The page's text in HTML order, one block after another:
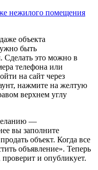
нежилого помещения
объекта
быть
Сделать это можно в
телефона или
на сайт через
нажмите на желтую
верхнем углу
—
вы заполните
объект. Когда все
объявление». Теперь
и опубликует.